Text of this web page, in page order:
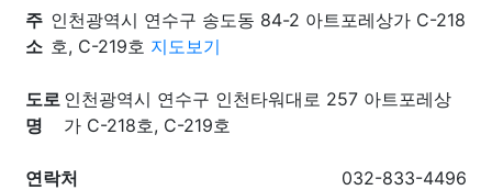
주
소
인천광역시 연수구 송도동 84-2 아트포레상가 C-218
호, C-219호 지도보기
도로
명
인천광역시 연수구 인천타워대로 257 아트포레상
가 C-218호, C-219호
연락처 032-833-4496